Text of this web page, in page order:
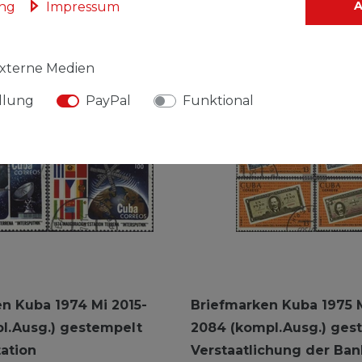
Kuba 1974 Mi 2015-
gestempelt
Briefmarken Kuba 1975
2084 (kompl.Ausg.)
Verstaatlichung der
Impressum
Medien
PayPal Funktional